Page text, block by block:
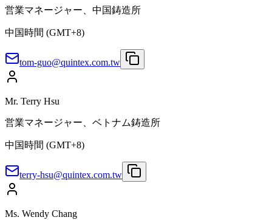
営業マネージャー、中国鋳造所
中国時間 (GMT+8)
tom-guo@quintex.com.tw
Mr. Terry Hsu
営業マネージャー、ベトナム鋳造所
中国時間 (GMT+8)
terry-hsu@quintex.com.tw
Ms. Wendy Chang